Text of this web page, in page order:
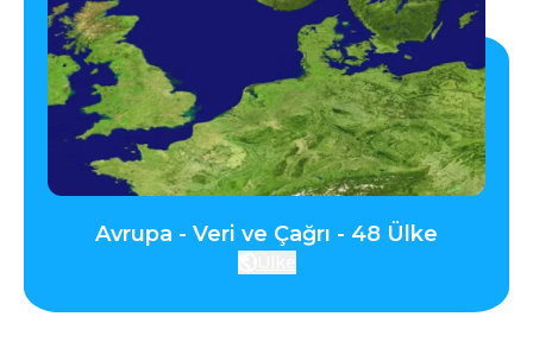
Avrupa - Veri ve Çağrı - 48 Ülke